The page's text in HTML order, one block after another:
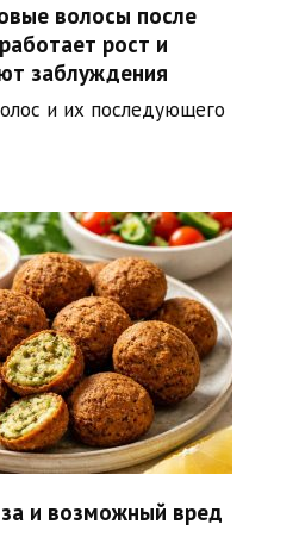
волосы после
рост и
заблуждения
и их последующего
и возможный вред